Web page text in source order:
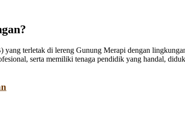
terletak di lereng Gunung Merapi dengan
serta memiliki tenaga pendidik yang handal,